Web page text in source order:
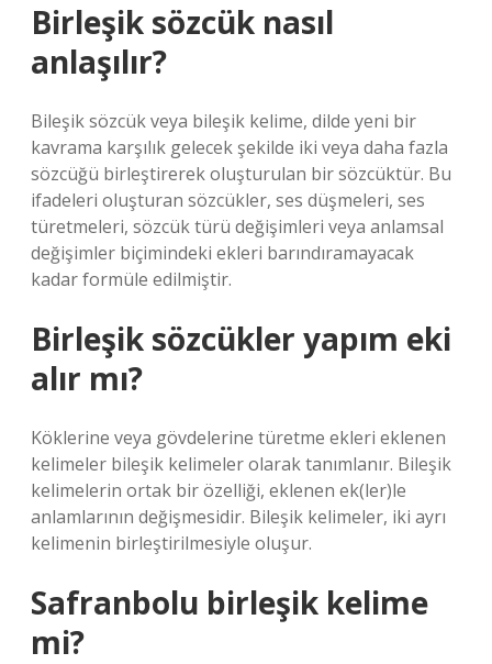
Birleşik sözcük nasıl
anlaşılır?
Bileşik sözcük veya bileşik kelime, dilde yeni bir
kavrama karşılık gelecek şekilde iki veya daha fazla
sözcüğü birleştirerek oluşturulan bir sözcüktür. Bu
ifadeleri oluşturan sözcükler, ses düşmeleri, ses
türetmeleri, sözcük türü değişimleri veya anlamsal
değişimler biçimindeki ekleri barındıramayacak
kadar formüle edilmiştir.
Birleşik sözcükler yapım eki
alır mı?
Köklerine veya gövdelerine türetme ekleri eklenen
kelimeler bileşik kelimeler olarak tanımlanır. Bileşik
kelimelerin ortak bir özelliği, eklenen ek(ler)le
anlamlarının değişmesidir. Bileşik kelimeler, iki ayrı
kelimenin birleştirilmesiyle oluşur.
Safranbolu birleşik kelime
mi?